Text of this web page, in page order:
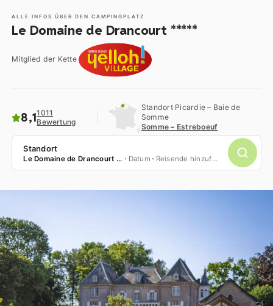
ALLE INFOS ÜBER DEN CAMPINGPLATZ
Le Domaine de Drancourt *****
Mitglied der Kette
8,11011
Bewertung
Standort Picardie – Baie de
Somme
Somme – Estreboeuf
Standort
Le Domaine de Drancourt ***** Datum Reisende hinzufügen